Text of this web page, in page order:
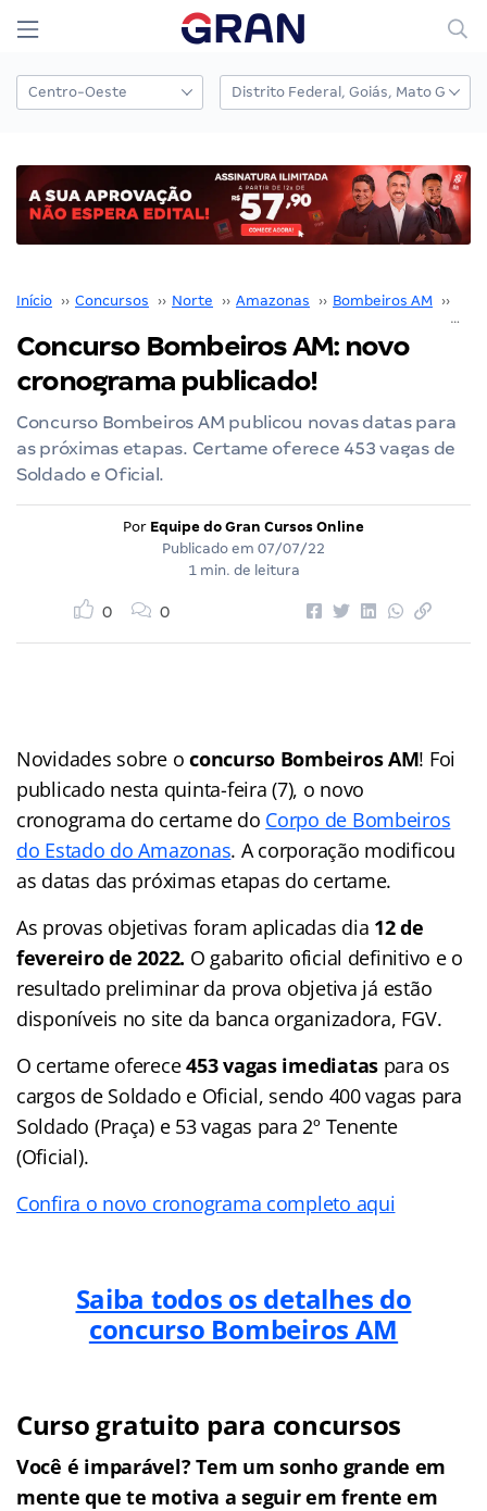
Início ›› Concursos ›› Norte ›› Amazonas ›› Bombeiros AM ››
Concurso Bombeiros AM: novo
cronograma publicado!
Concurso Bombeiros AM publicou novas datas para
as próximas etapas. Certame oferece 453 vagas de
Soldado e Oficial.
Por Equipe do Gran Cursos Online
Publicado em 07/07/22
1 min. de leitura
0 0
Novidades sobre oconcurso Bombeiros AM! Foi
publicado nesta quinta-feira (7), o novo
cronograma do certame do Corpo de Bombeiros
do Estado do Amazonas. A corporação modificou
as datas das próximas etapas do certame.
As provas objetivas foram aplicadas dia 12 de
fevereiro de 2022. O gabarito oficial definitivo e o
resultado preliminar da prova objetiva já estão
disponíveis no site da banca organizadora, FGV.
O certame oferece453 vagas imediatas para os
cargos de Soldado e Oficial, sendo 400 vagas para
Soldado (Praça) e 53 vagas para 2º Tenente
(Oficial).
Confira o novo cronograma completo aqui
Saiba todos os detalhes do
concurso Bombeiros AM
Curso gratuito para concursos
Você é imparável? Tem um sonho grande em
mente que te motiva a seguir em frente em